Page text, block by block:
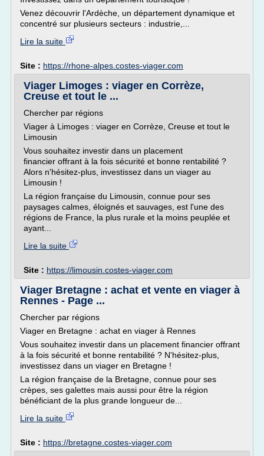
Venez découvrir l'Ardèche, un département dynamique et
concentré sur plusieurs secteurs : industrie,...
Lire la suite
Site : https://rhone-alpes.costes-viager.com
Viager Limoges : viager en Corrèze,
Creuse et tout le ...
Chercher par régions
Viager à Limoges : viager en Corrèze, Creuse et tout le
Limousin
Vous souhaitez investir dans un placement
financier offrant à la fois sécurité et bonne rentabilité ?
Alors n'hésitez-plus, investissez dans un viager au
Limousin !
La région française du Limousin, connue pour ses
paysages calmes, éloignés et sauvages, est l'une des
régions de France, la plus rurale et la moins peuplée et
ayant...
Lire la suite
Site : https://limousin.costes-viager.com
Viager Bretagne : achat et vente en viager à
Rennes - Page ...
Chercher par régions
Viager en Bretagne : achat en viager à Rennes
Vous souhaitez investir dans un placement financier offrant
à la fois sécurité et bonne rentabilité ? N'hésitez-plus,
investissez dans un viager en Bretagne !
La région française de la Bretagne, connue pour ses
crèpes, ses galettes mais aussi pour être la région
bénéficiant de la plus grande longueur de...
Lire la suite
Site : https://bretagne.costes-viager.com